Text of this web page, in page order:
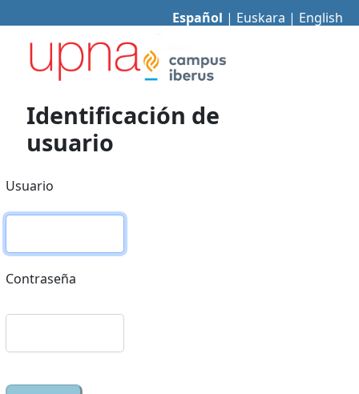
Español | Euskara | English
Identificación de
usuario
Usuario
Contraseña